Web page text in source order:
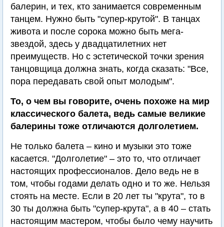
балерин, и тех, кто занимается современным
танцем. Нужно быть "супер-крутой". В танцах
живота и после сорока можно быть мега-
звездой, здесь у двадцатилетних нет
преимуществ. Но с эстетической точки зрения
танцовщица должна знать, когда сказать: "Все,
пора передавать свой опыт молодым".
То, о чем вы говорите, очень похоже на мир
классического балета, ведь самые великие
балерины тоже отличаются долголетием.
Не только балета – кино и музыки это тоже
касается. "Долголетие" – это то, что отличает
настоящих профессионалов. Дело ведь не в
том, чтобы годами делать одно и то же. Нельзя
стоять на месте. Если в 20 лет ты "крута", то в
30 ты должна быть "супер-крута", а в 40 – стать
настоящим мастером, чтобы было чему научить